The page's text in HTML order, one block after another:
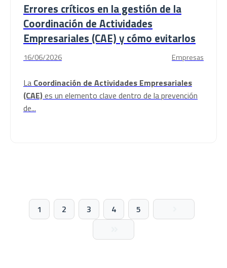
Errores críticos en la gestión de la
Coordinación de Actividades
Empresariales (CAE) y cómo evitarlos
16/06/2026 Empresas
La Coordinación de Actividades Empresariales
(CAE)es un elemento clave dentro de la prevención
de...
1 2 3 4 5